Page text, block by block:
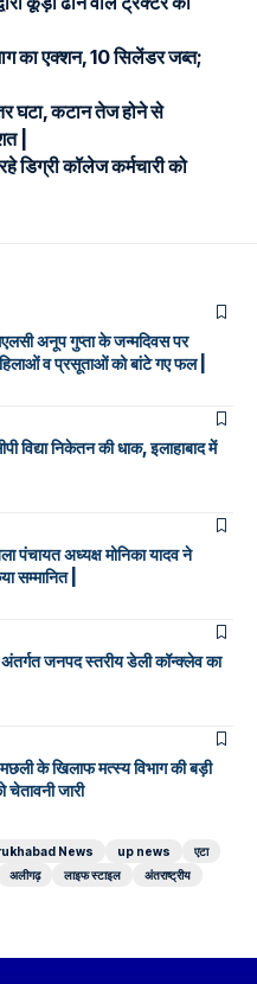
का एक्शन, 10 सिलेंडर जब्त;
घटा, कटान तेज होने से
|
डिग्री कॉलेज कर्मचारी को
अनूप गुप्ता के जन्मदिवस पर
व प्रसूताओं को बांटे गए फल |
विद्या निकेतन की धाक, इलाहाबाद में
पंचायत अध्यक्ष मोनिका यादव ने
सम्मानित |
जनपद स्तरीय डेली कॉन्क्लेव का
मछली के खिलाफ मत्स्य विभाग की बड़ी
चेतावनी जारी
News up news
एटा
अलीगढ़ लाइफ स्टाइल
अंतराष्ट्रीय